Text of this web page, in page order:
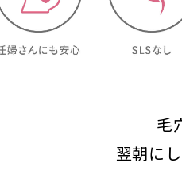
毛
翌朝に